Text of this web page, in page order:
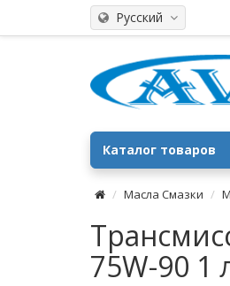
Русский
Каталог товаров
Масла Смазки
75W-90 1